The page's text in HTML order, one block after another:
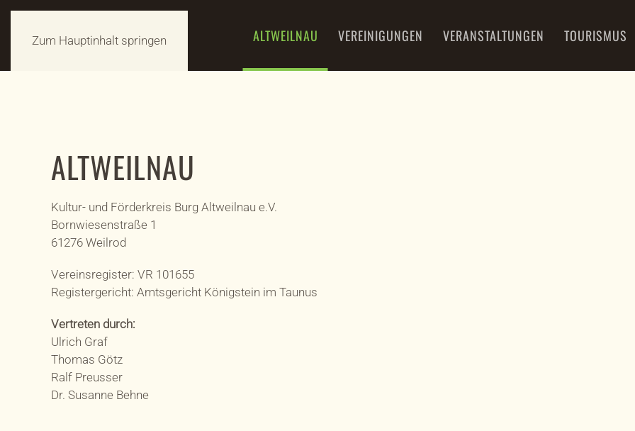
Zum Hauptinhalt springen ALTWEILNAU VEREINIGUNGEN VERANSTALTUNGEN TOURISMUS
ALTWEILNAU
Kultur- und Förderkreis Burg Altweilnau e.V.
Bornwiesenstraße 1
61276 Weilrod
Vereinsregister: VR 101655
Registergericht: Amtsgericht Königstein im Taunus
Vertreten durch:
Ulrich Graf
Thomas Götz
Ralf Preusser
Dr. Susanne Behne